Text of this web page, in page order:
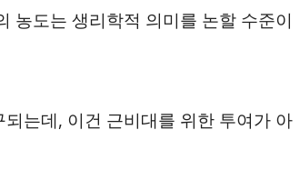
농도는 생리학적 의미를 논할 수준이
는데, 이건 근비대를 위한 투여가 아